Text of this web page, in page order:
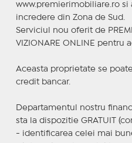
www.premierimobiliare.ro si
incredere din Zona de Sud.
Serviciul nou oferit de
VIZIONARE ONLINE pentru
Aceasta proprietate se
credit bancar.
Departamentul nostru
sta la dispozitie GRATUIT
- identificarea celei mai